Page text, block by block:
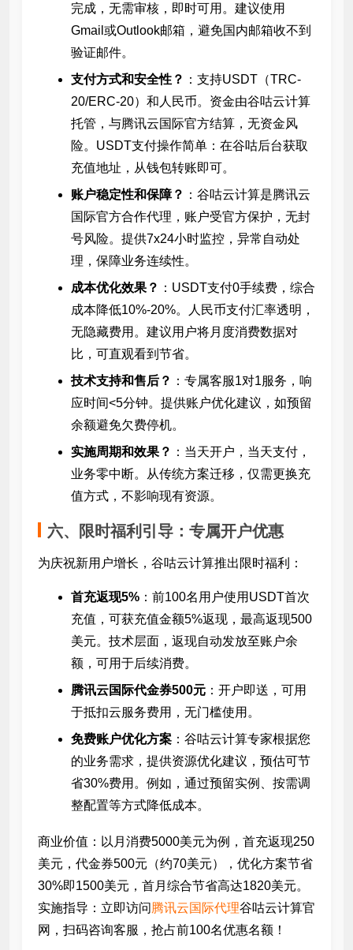
完成，无需审核，即时可用。建议使用
Gmail或Outlook邮箱，避免国内邮箱收不到
验证邮件。
支付方式和安全性？ ：支持USDT（TRC-
20/ERC-20）和人民币。资金由谷咕云计算
托管，与腾讯云国际官方结算，无资金风
险。USDT支付操作简单：在谷咕后台获取
充值地址，从钱包转账即可。
账户稳定性和保障？ ：谷咕云计算是腾讯云
国际官方合作代理，账户受官方保护，无封
号风险。提供7x24小时监控，异常自动处
理，保障业务连续性。
成本优化效果？ ：USDT支付0手续费，综合
成本降低10%-20%。人民币支付汇率透明，
无隐藏费用。建议用户将月度消费数据对
比，可直观看到节省。
技术支持和售后？ ：专属客服1对1服务，响
应时间<5分钟。提供账户优化建议，如预留
余额避免欠费停机。
实施周期和效果？ ：当天开户，当天支付，
业务零中断。从传统方案迁移，仅需更换充
值方式，不影响现有资源。
六、限时福利引导：专属开户优惠
为庆祝新用户增长，谷咕云计算推出限时福利：
首充返现5% ：前100名用户使用USDT首次
充值，可获充值金额5%返现，最高返现500
美元。技术层面，返现自动发放至账户余
额，可用于后续消费。
腾讯云国际代金券500元 ：开户即送，可用
于抵扣云服务费用，无门槛使用。
免费账户优化方案 ：谷咕云计算专家根据您
的业务需求，提供资源优化建议，预估可节
省30%费用。例如，通过预留实例、按需调
整配置等方式降低成本。
商业价值：以月消费5000美元为例，首充返现250
美元，代金券500元（约70美元），优化方案节省
30%即1500美元，首月综合节省高达1820美元。
实施指导：立即访问腾讯云国际代理谷咕云计算官
网，扫码咨询客服，抢占前100名优惠名额！